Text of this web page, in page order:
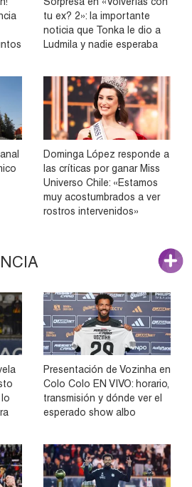
tu ex? 2»: la importante
noticia que Tonka le dio a
Ludmila y nadie esperaba
Dominga López responde a
las críticas por ganar Miss
Universo Chile: «Estamos
muy acostumbrados a ver
rostros intervenidos»
Presentación de Vozinha en
Colo Colo EN VIVO: horario,
transmisión y dónde ver el
esperado show albo